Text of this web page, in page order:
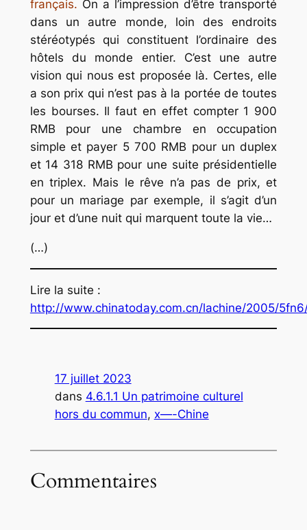
français. On a l’impression d’être transporté
dans un autre monde, loin des endroits
stéréotypés qui constituent l’ordinaire des
hôtels du monde entier. C’est une autre
vision qui nous est proposée là. Certes, elle
a son prix qui n’est pas à la portée de toutes
les bourses. Il faut en effet compter 1 900
RMB pour une chambre en occupation
simple et payer 5 700 RMB pour un duplex
et 14 318 RMB pour une suite présidentielle
en triplex. Mais le rêve n’a pas de prix, et
pour un mariage par exemple, il s’agit d’un
jour et d’une nuit qui marquent toute la vie…
(…)
Lire la suite :
http://www.chinatoday.com.cn/lachine/2005/
17 juillet 2023
dans 4.6.1.1 Un patrimoine culturel
hors du commun, x—-Chine
Commentaires